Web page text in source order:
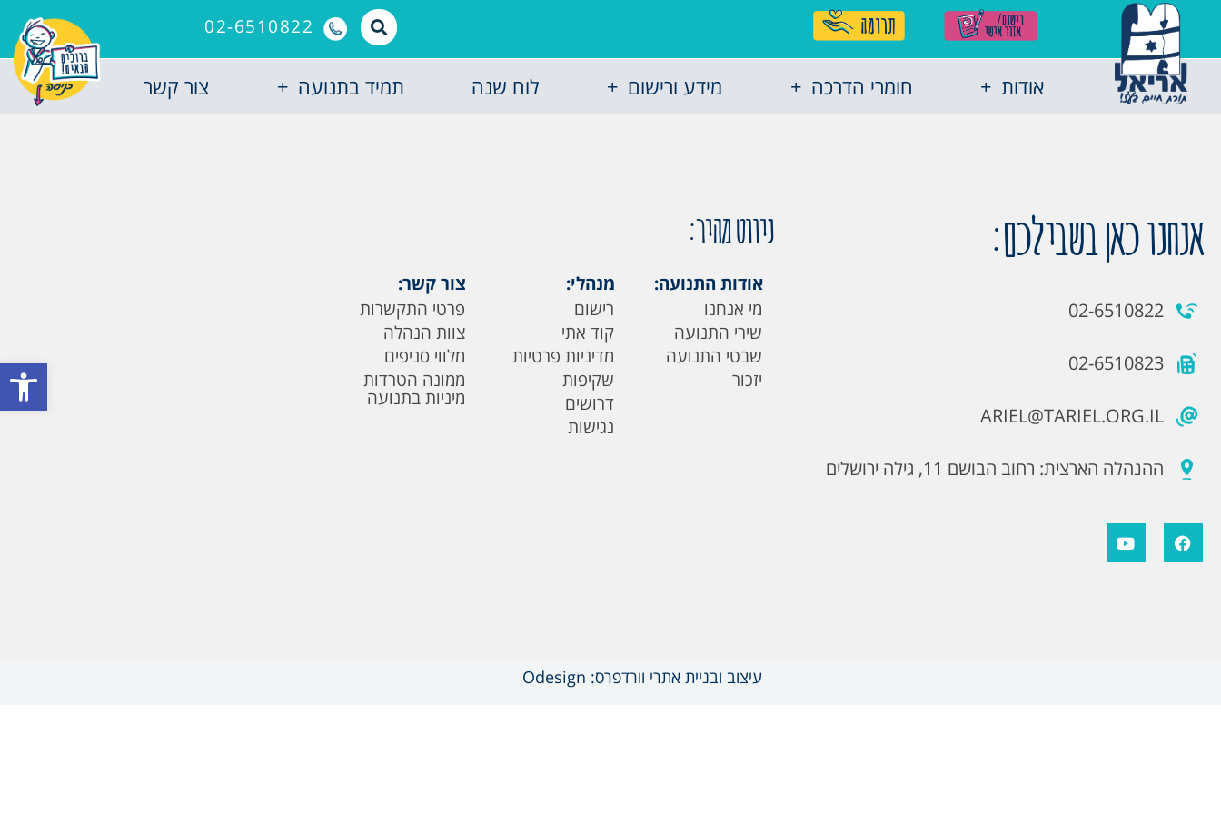
פתח
02-6510822
אודות חומרי הדרכה מידע ורישום לוח שנה תמיד בתנועה צור קשר
אנחנו כאן בשבילכם:
02-6510822
02-6510823
ARIEL@TARIEL.ORG.IL
ההנהלה הארצית: רחוב הבושם 11, גילה ירושלים
ניווט מהיר:
אודות התנועה:
מי אנחנו
שירי התנועה
שבטי התנועה
יזכור
מנהלי:
רישום
קוד אתי
מדיניות פרטיות
שקיפות
דרושים
נגישות
צור קשר:
פרטי התקשרות
צוות הנהלה
מלווי סניפים
ממונה הטרדות
מיניות בתנועה
עיצוב ובניית אתרי וורדפרס: Odesign